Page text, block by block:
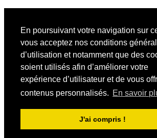
En poursuivant votre navigation sur
vous acceptez nos conditions
d’utilisation et notamment que des
soient utilisés afin d’améliorer votre
expérience d’utilisateur et de vous
contenus personnalisés. En savoir
J'ai compris !